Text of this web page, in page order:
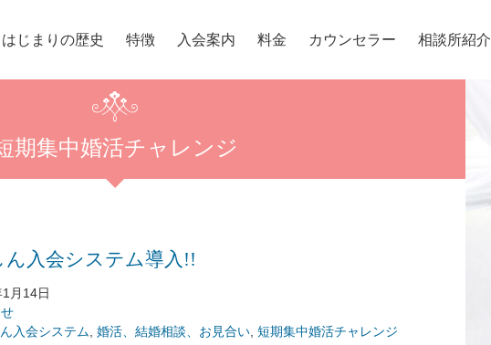
はじまりの歴史 特徴 入会案内 料金 カウンセラー 相談所紹介
期集中婚活チャレンジ
ん入会システム導入!!
月14日
入会システム 婚活、結婚相談、お見合い, 短期集中婚活チャレンジ